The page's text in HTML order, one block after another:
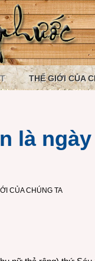
THẾ GIỚI CỦA
là
CỦA CHÚNG TA